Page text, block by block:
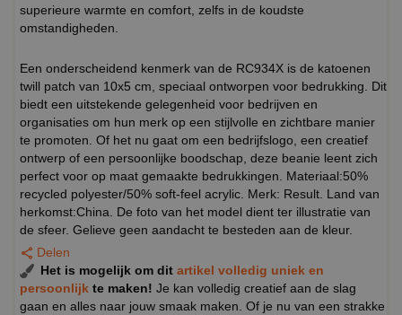
superieure warmte en comfort, zelfs in de koudste
omstandigheden.
Een onderscheidend kenmerk van de RC934X is de katoenen
twill patch van 10x5 cm, speciaal ontworpen voor bedrukking. Dit
biedt een uitstekende gelegenheid voor bedrijven en
organisaties om hun merk op een stijlvolle en zichtbare manier
te promoten. Of het nu gaat om een bedrijfslogo, een creatief
ontwerp of een persoonlijke boodschap, deze beanie leent zich
perfect voor op maat gemaakte bedrukkingen. Materiaal:50%
recycled polyester/50% soft-feel acrylic. Merk: Result. Land van
herkomst:China. De foto van het model dient ter illustratie van
de sfeer. Gelieve geen aandacht te besteden aan de kleur.
Delen
Het is mogelijk om dit artikel volledig uniek en
persoonlijk te maken! Je kan volledig creatief aan de slag
gaan en alles naar jouw smaak maken. Of je nu van een strakke